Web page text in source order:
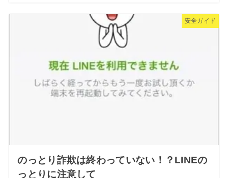
安全ガイド
のっとり詐欺は終わっていない！？LINEの
っとりに注意して